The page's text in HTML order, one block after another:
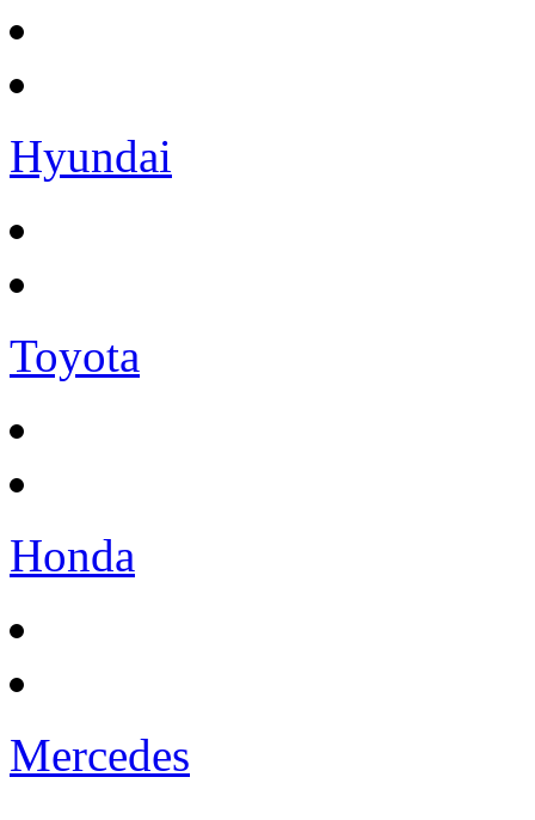
Hyundai
Toyota
Honda
Mercedes